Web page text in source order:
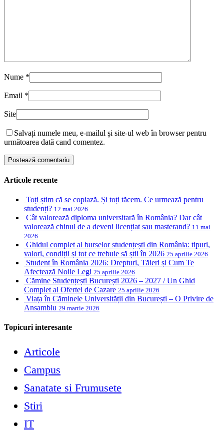
Nume *
Email *
Site
Salvați numele meu, e-mailul și site-ul web în browser pentru
următoarea dată cand comentez.
Articole recente
Toți știm că se copiază. Și toți tăcem. Ce urmează pentru
studenți? 12 mai 2026
Cât valorează diploma universitară în România? Dar cât
valorează chinul de a deveni licențiat sau masterand? 11 mai
2026
Ghidul complet al burselor studențești din România: tipuri,
valori, condiții și tot ce trebuie să știi în 2026 25 aprilie 2026
Student în România 2026: Drepturi, Tăieri și Cum Te
Afectează Noile Legi 25 aprilie 2026
Cămine Studențești București 2026 – 2027 / Un Ghid
Complet al Ofertei de Cazare 25 aprilie 2026
Viața în Căminele Universității din București – O Privire de
Ansamblu 29 martie 2026
Topicuri interesante
Articole
Campus
Sanatate si Frumusete
Stiri
IT